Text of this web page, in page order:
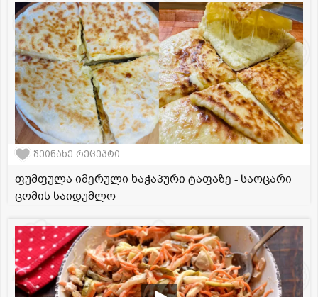
შეინახე რეცეპტი
ფუმფულა იმერული ხაჭაპური ტაფაზე - საოცარი
ცომის საიდუმლო